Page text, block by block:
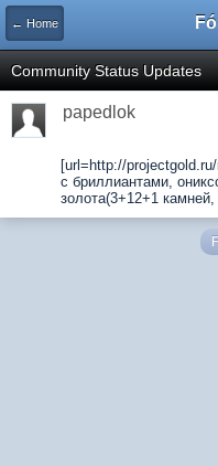
← Home
Community Status Updates
papedlok
[url=http://
с бриллиантами,
золота(3+12+1 камней,